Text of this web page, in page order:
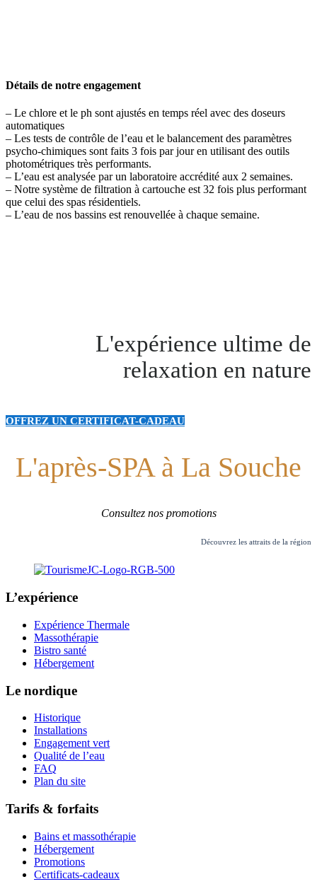
Détails de notre engagement
– Le chlore et le ph sont ajustés en temps réel avec des doseurs
automatiques
– Les tests de contrôle de l’eau et le balancement des paramètres
psycho-chimiques sont faits 3 fois par jour en utilisant des outils
photométriques très performants.
– L’eau est analysée par un laboratoire accrédité aux 2 semaines.
– Notre système de filtration à cartouche est 32 fois plus performant
que celui des spas résidentiels.
– L’eau de nos bassins est renouvellée à chaque semaine.
L'expérience ultime de
relaxation en nature
OFFREZ UN CERTIFICAT-CADEAU
L'après-SPA à La Souche
Consultez nos promotions
Découvrez les attraits de la région
L’expérience
Expérience Thermale
Massothérapie
Bistro santé
Hébergement
Le nordique
Historique
Installations
Engagement vert
Qualité de l’eau
FAQ
Plan du site
Tarifs & forfaits
Bains et massothérapie
Hébergement
Promotions
Certificats-cadeaux